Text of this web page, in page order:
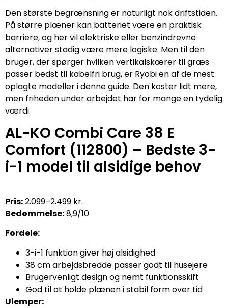
Den største begrænsning er naturligt nok driftstiden.
På større plæner kan batteriet være en praktisk
barriere, og her vil elektriske eller benzindrevne
alternativer stadig være mere logiske. Men til den
bruger, der spørger hvilken vertikalskærer til græs
passer bedst til kabelfri brug, er Ryobi en af de mest
oplagte modeller i denne guide. Den koster lidt mere,
men friheden under arbejdet har for mange en tydelig
værdi.
AL-KO Combi Care 38 E
Comfort (112800) – Bedste 3-
i-1 model til alsidige behov
Pris:2.099–2.499 kr.
Bedømmelse:8,9/10
Fordele:
3-i-1 funktion giver høj alsidighed
38 cm arbejdsbredde passer godt til husejere
Brugervenligt design og nemt funktionsskift
God til at holde plænen i stabil form over tid
Ulemper: